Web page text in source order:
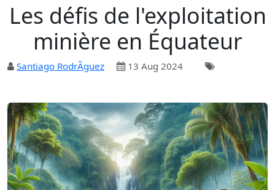
Les défis de l'exploitation
minière en Équateur
Santiago RodrÃ­guez 13 Aug 2024